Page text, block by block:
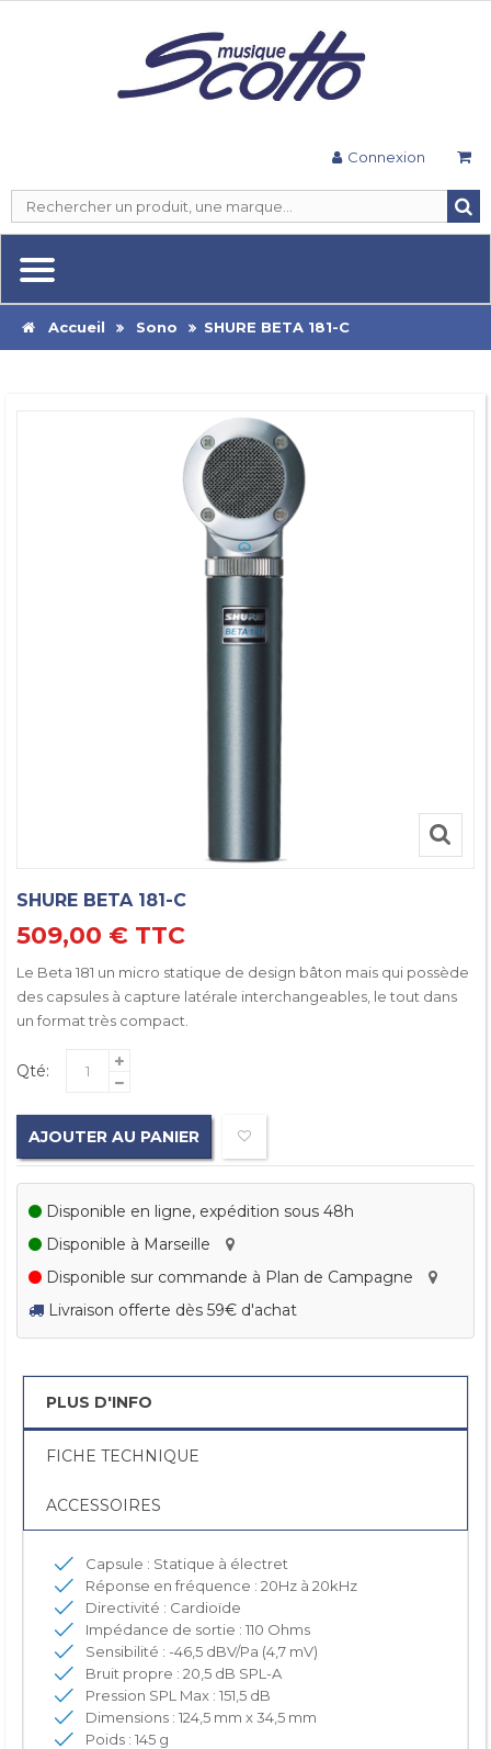
Connexion
Accueil Sono SHURE BETA 181-C
SHURE BETA 181-C
509,00 € TTC
Le Beta 181 un micro statique de design bâton mais qui possède
des capsules à capture latérale interchangeables, le tout dans
un format très compact.
Qté:
AJOUTER AU PANIER
Disponible en ligne, expédition sous 48h
Disponible à Marseille
Disponible sur commande à Plan de Campagne
Livraison offerte dès 59€ d'achat
PLUS D'INFO
FICHE TECHNIQUE
ACCESSOIRES
Capsule : Statique à électret
Réponse en fréquence : 20Hz à 20kHz
Directivité : Cardioïde
Impédance de sortie : 110 Ohms
Sensibilité : -46,5 dBV/Pa (4,7 mV)
Bruit propre : 20,5 dB SPL-A
Pression SPL Max : 151,5 dB
Dimensions : 124,5 mm x 34,5 mm
Poids : 145 g